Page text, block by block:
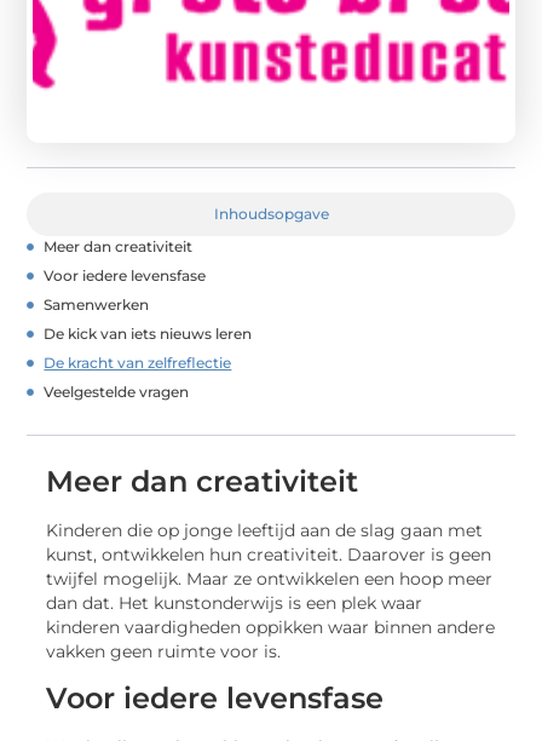
Inhoudsopgave
Meer dan creativiteit
Voor iedere levensfase
Samenwerken
De kick van iets nieuws leren
De kracht van zelfreflectie
Veelgestelde vragen
Meer dan creativiteit
Kinderen die op jonge leeftijd aan de slag gaan met
kunst, ontwikkelen hun creativiteit. Daarover is geen
twijfel mogelijk. Maar ze ontwikkelen een hoop meer
dan dat. Het kunstonderwijs is een plek waar
kinderen vaardigheden oppikken waar binnen andere
vakken geen ruimte voor is.
Voor iedere levensfase